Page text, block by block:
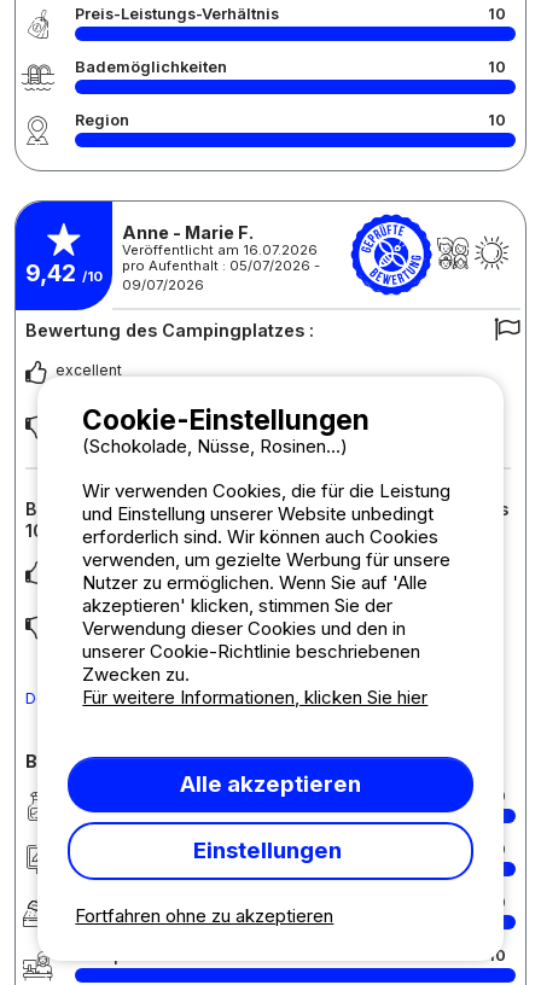
Preis-Leistungs-Verhältnis 10
Bademöglichkeiten 10
Region 10
9,42 /10
Anne - Marie F.
Veröffentlicht am 16.07.2026
pro Aufenthalt : 05/07/2026 -
09/07/2026
Bewertung des Campingplatzes :
excellent
Bewertung der Unterkunft : Komfortstellplatz von 85 bis
100 m² für 2 Personen mit Stromanschluss
tres bel espace ,ombragé
l espace aquatique,et l accueil des gerants
Den Kommentar in Deutsch übersetzen
Bewertungen des Campingplatzes im Detail
10
Unterkunft/Stellplatz 10
10
10
Fortfahren ohne zu akzeptieren
Cookie-Einstellungen
(Schokolade, Nüsse, Rosinen...)
Wir verwenden Cookies, die für die Leistung
und Einstellung unserer Website unbedingt
erforderlich sind. Wir können auch Cookies
verwenden, um gezielte Werbung für unsere
Nutzer zu ermöglichen. Wenn Sie auf 'Alle
akzeptieren' klicken, stimmen Sie der
Verwendung dieser Cookies und den in
unserer Cookie-Richtlinie beschriebenen
Zwecken zu.
Für weitere Informationen, klicken Sie hier
Alle akzeptieren
Einstellungen